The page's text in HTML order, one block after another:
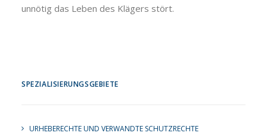
unnötig das Leben des Klägers stört.
SPEZIALISIERUNGSGEBIETE
URHEBERECHTE UND VERWANDTE SCHUTZRECHTE